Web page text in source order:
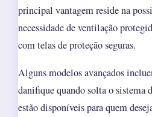
principal vantagem reside na
necessidade de ventilação
com telas de proteção seguras.
Alguns modelos avançados
danifique quando solta o sistema
estão disponíveis para quem